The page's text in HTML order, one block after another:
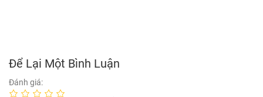
Để Lại Một Bình Luận
Đánh giá: